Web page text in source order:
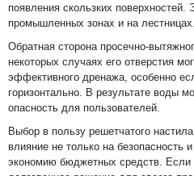
появления скользких поверхностей.
промышленных зонах и на лестницах.
Обратная сторона просечно-
некоторых случаях его отверстия
эффективного дренажа, особенно
горизонтально. В результате воды
опасность для пользователей.
Выбор в пользу решетчатого
влияние не только на безопасность
экономию бюджетных средств.